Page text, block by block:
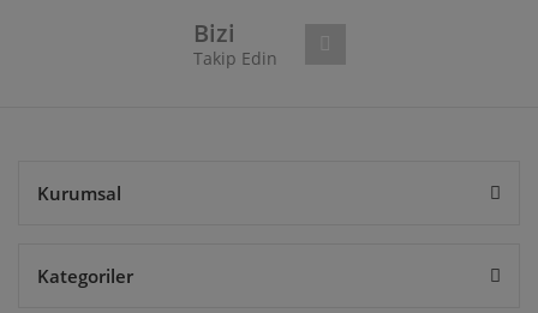
Bizi
Takip Edin
Kurumsal
Kategoriler